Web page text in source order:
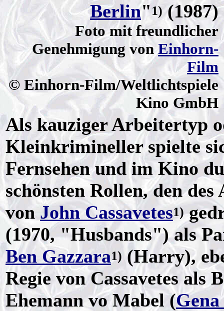
Berlin" 1) (1987)
Foto mit freundlicher
Genehmigung vonEinhorn-
Film
© Einhorn-Film/Weltlichtspiele
Kino GmbH
Als kauziger Arbeitertyp
Kleinkrimineller spielte
Fernsehen und im Kino
schönsten Rollen, den
vonJohn Cassavetes1)
(1970, "Husbands") als
Ben Gazzara1) (Harry),
Regie von Cassavetes
Ehemann vo Mabel (